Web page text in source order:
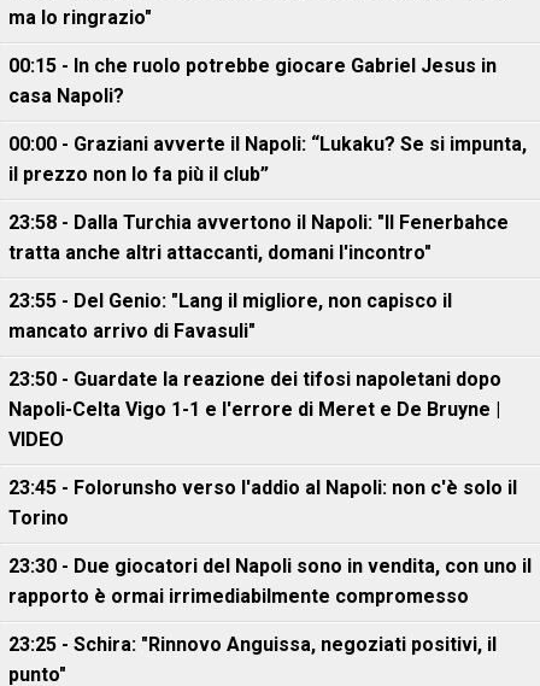
ma lo ringrazio"
00:15 - In che ruolo potrebbe giocare Gabriel Jesus in
casa Napoli?
00:00 - Graziani avverte il Napoli: “Lukaku? Se si impunta,
il prezzo non lo fa più il club”
23:58 - Dalla Turchia avvertono il Napoli: "Il Fenerbahce
tratta anche altri attaccanti, domani l'incontro"
23:55 - Del Genio: "Lang il migliore, non capisco il
mancato arrivo di Favasuli"
23:50 - Guardate la reazione dei tifosi napoletani dopo
Napoli-Celta Vigo 1-1 e l'errore di Meret e De Bruyne |
VIDEO
23:45 - Folorunsho verso l'addio al Napoli: non c'è solo il
Torino
23:30 - Due giocatori del Napoli sono in vendita, con uno il
rapporto è ormai irrimediabilmente compromesso
23:25 - Schira: "Rinnovo Anguissa, negoziati positivi, il
punto"